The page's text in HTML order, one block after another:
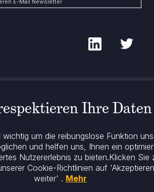
Ihre Daten
wichtig um die reibungslose Funktion
und helfen uns, Ihnen ein
Nutzererlebnis zu bieten.Klicken Sie
Cookie-Richtlinien auf
weiter' . Mehr